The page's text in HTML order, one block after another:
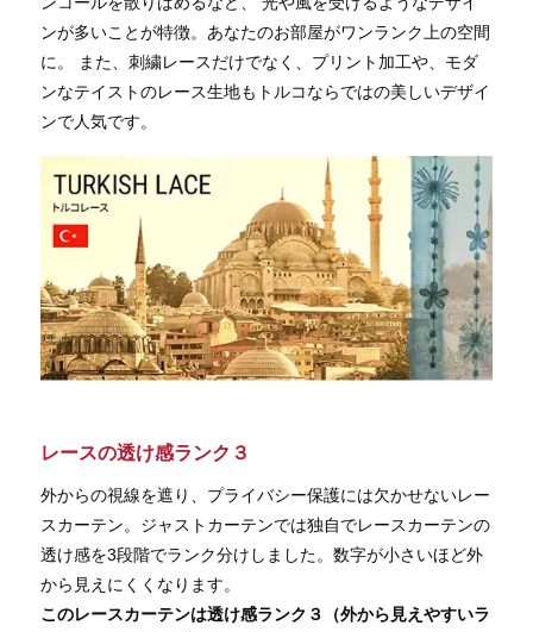
ンが多いことが特徴。あなたのお部屋がワンランク上の空間
に。 また、刺繍レースだけでなく、プリント加工や、モダ
ンなテイストのレース生地もトルコならではの美しいデザイ
ンで人気です。
レースの透け感ランク３
外からの視線を遮り、プライバシー保護には欠かせないレー
スカーテン。ジャストカーテンでは独自でレースカーテンの
透け感を3段階でランク分けしました。数字が小さいほど外
から見えにくくなります。
このレースカーテンは透け感ランク３（外から見えやすいラ